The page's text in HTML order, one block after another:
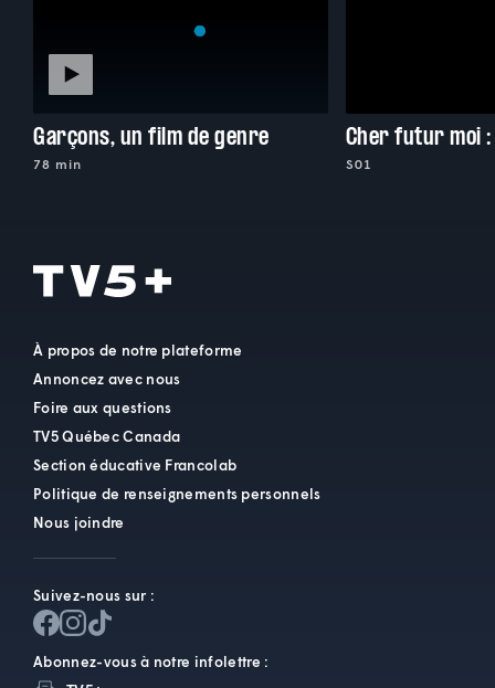
Garçons, un film de genre
78 min
Cher futur moi :
S01
À propos de notre plateforme
Annoncez avec nous
Foire aux questions
TV5 Québec Canada
Section éducative Francolab
Politique de renseignements personnels
Nous joindre
Suivez-nous sur :
Abonnez-vous à notre infolettre :